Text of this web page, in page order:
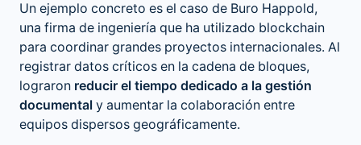
Un ejemplo concreto es el caso de Buro Happold,
una firma de ingeniería que ha utilizado blockchain
para coordinar grandes proyectos internacionales. Al
registrar datos críticos en la cadena de bloques,
lograron reducir el tiempo dedicado a la gestión
documental y aumentar la colaboración entre
equipos dispersos geográficamente.